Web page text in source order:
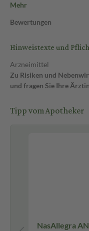
Mehr
Bewertungen
Hinweistexte und
Arzneimittel
Zu Risiken und
und fragen Sie Ihre
Tipp vom Apotheker
NasAllegra